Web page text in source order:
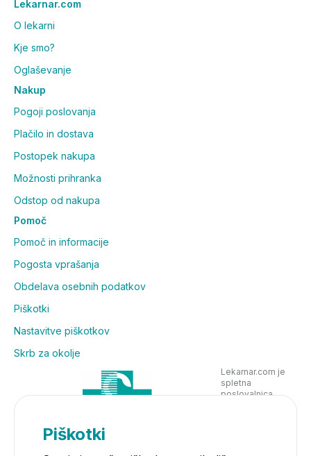
Lekarnar.com
O lekarni
Kje smo?
Oglaševanje
Nakup
Pogoji poslovanja
Plačilo in dostava
Postopek nakupa
Možnosti prihranka
Odstop od nakupa
Pomoč
Pomoč in informacije
Pogosta vprašanja
Obdelava osebnih podatkov
Piškotki
Nastavitve piškotkov
Skrb za okolje
Lekarnar.com je
spletna
poslovalnica
Piškotki